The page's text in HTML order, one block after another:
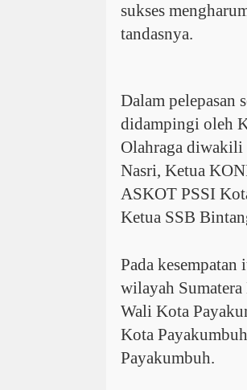
sukses
tandasnya.
Dalam pelepasan
didampingi oleh
Olahraga diwakili
Nasri, Ketua
ASKOT PSSI
Ketua SSB
Pada
wilayah
Wali Kota
Kota
Payakumbuh.